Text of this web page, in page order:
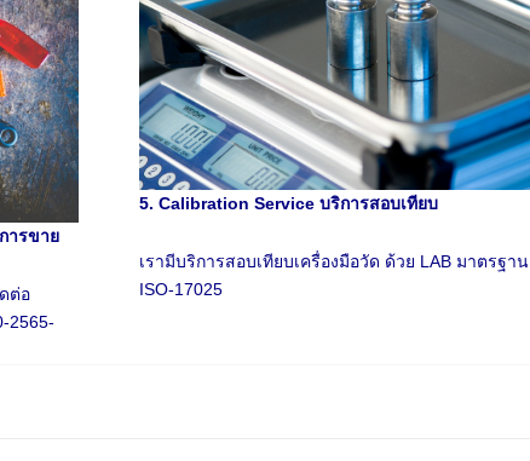
ารขาย
ต่อ
2565-
5. Calibration Service บริการสอบเทียบ
เรามีบริการสอบเทียบเครื่องมือวัด ด้วย LAB มาตรฐาน
ISO-17025